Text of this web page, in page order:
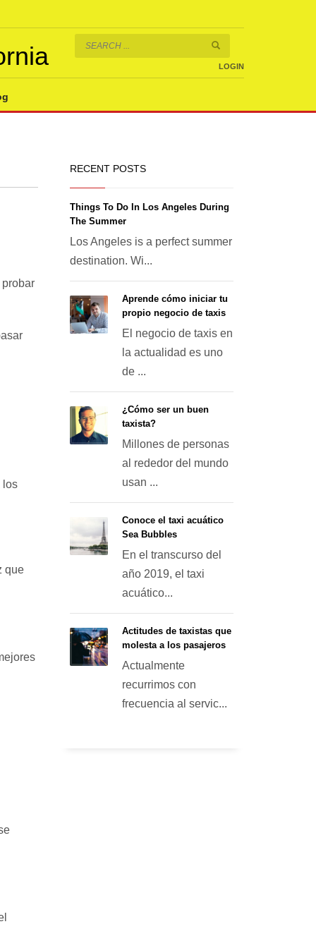
LOGIN
los
que
RECENT POSTS
Things To Do In Los Angeles During
The Summer
Los Angeles is a perfect summer
destination. Wi...
Aprende cómo iniciar tu
propio negocio de taxis
El negocio de taxis en
la actualidad es uno
de ...
¿Cómo ser un buen
taxista?
Millones de personas
al rededor del mundo
usan ...
Conoce el taxi acuático
Sea Bubbles
En el transcurso del
año 2019, el taxi
acuático...
Actitudes de taxistas que
molesta a los pasajeros
Actualmente
recurrimos con
frecuencia al servic...